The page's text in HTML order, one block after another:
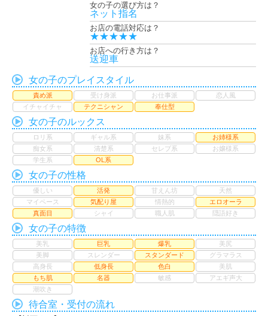
女の子の選び方は？
ネット指名
お店の電話対応は？
★★★★★
お店への行き方は？
送迎車
女の子のプレイスタイル
責め派 受け身派 お仕事派
恋人風
イチャイチャ
テクニシャン 奉仕型
女の子のルックス
ロリ系 ギャル系 妹系
お姉様系
痴女系
清楚系 セレブ系
お嬢様系
学生系
OL系
女の子の性格
優しい 活発 甘えん坊
天然
マイペース
気配り屋 情熱的
エロオーラ
真面目
シャイ 職人肌 隠語好き
女の子の特徴
美乳 巨乳 爆乳
美尻
美脚
スレンダー スタンダード
グラマラス
高身長
低身長 色白
美肌
もち肌
名器 敏感
アエギ声大
潮吹き
待合室・受付の流れ